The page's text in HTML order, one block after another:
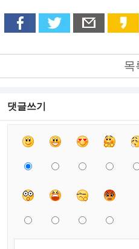
목
댓글쓰기